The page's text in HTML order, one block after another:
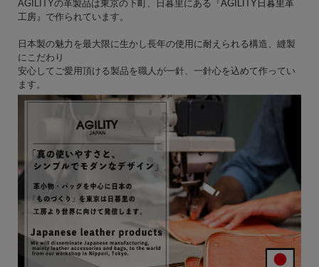
AGILITYの革製品は東京の下町、日暮里にある『 AGILITY日暮里革
工房 』で作られています。
日本製の魅力を最大限に生かし長年の使用に耐えられる構造、縫製
にこだわり
安心してご愛用頂ける製品を職人が一針、一針心を込めて作ってい
ます。